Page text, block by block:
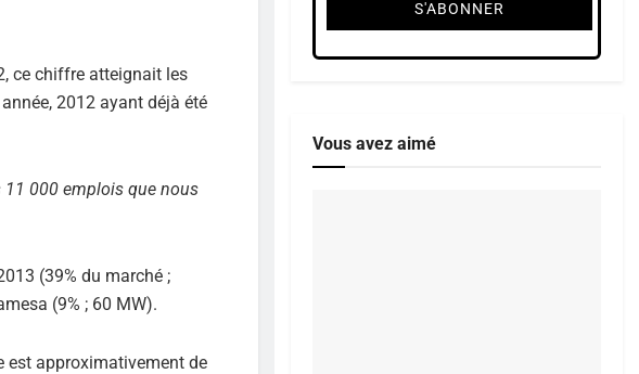
ce chiffre atteignait les
2012 ayant déjà été
11 000 emplois que nous
(39% du marché ;
(9% ; 60 MW).
est approximativement de
Vous avez aimé